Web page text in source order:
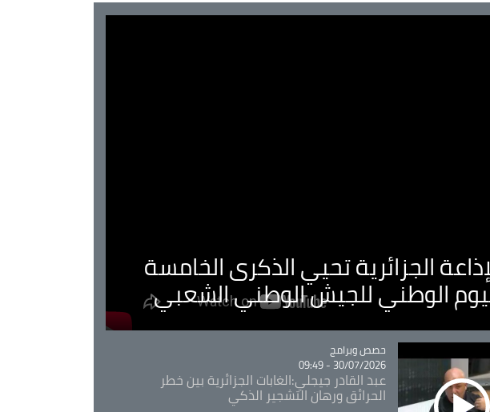
الجزائرية تحيي الذكرى الخامسة
الوطني للجيش الوطني الشعبي
Catégorie
حصص وبرامج
30/07/2026 - 09:49
عبد القادر جيجلي:الغابات الجزائرية بين خطر
الحرائق ورهان التشجير الذكي